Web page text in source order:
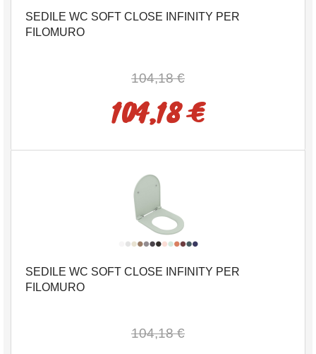
SEDILE WC SOFT CLOSE INFINITY PER
FILOMURO
104,18 €
104,18 €
SEDILE WC SOFT CLOSE INFINITY PER
FILOMURO
104,18 €